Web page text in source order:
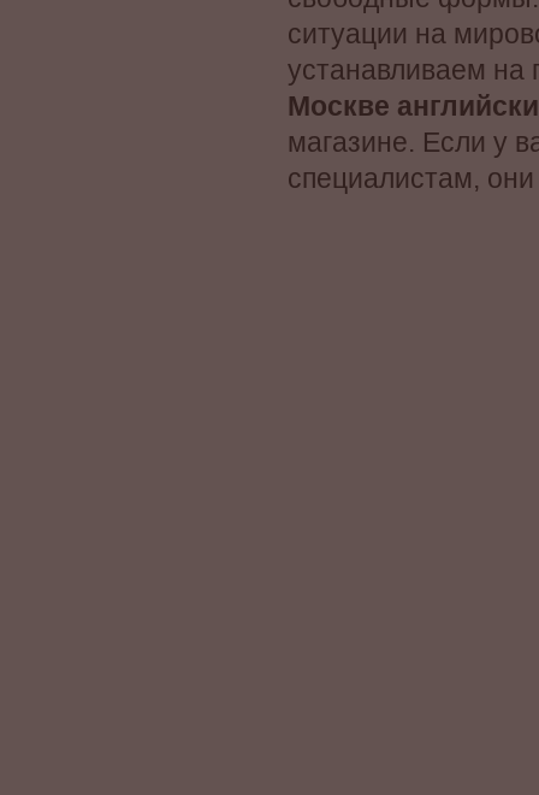
ситуации на
устанавливаем
Москве
магазине. Если у
специалистам,